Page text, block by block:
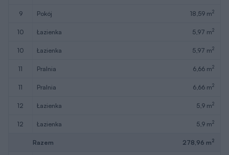
9 pokój 18,59 m2
10 łazienka 5,97 m2
10 łazienka 5,97 m2
11 pralnia 6,66 m2
11 pralnia 6,66 m2
12 łazienka 5,9 m2
12 łazienka 5,9 m2
Razem 278,96 m2